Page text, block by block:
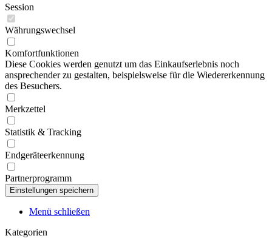
Session
Währungswechsel
Komfortfunktionen
Diese Cookies werden genutzt um das Einkaufserlebnis noch
ansprechender zu gestalten, beispielsweise für die Wiedererkennung
des Besuchers.
Merkzettel
Statistik & Tracking
Endgeräteerkennung
Partnerprogramm
Menü schließen
Kategorien